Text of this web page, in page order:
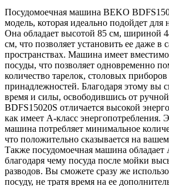
Посудомоечная машина BEKO
модель, которая идеально подойдет для
Она обладает высотой 85 см, шириной
см, что позволяет установить ее даже
пространствах. Машина имеет
посуды, что позволяет одновременно
количество тарелок, столовых
принадлежностей. Благодаря этому вы
время и силы, освободившись от
BDFS15020S отличается высокой
как имеет A-класс энергопотребления.
машина потребляет минимальное
что положительно сказывается на
Также посудомоечная машина обладает
благодаря чему посуда после мойки
разводов. Вы сможете сразу же
посуду, не тратя время на ее